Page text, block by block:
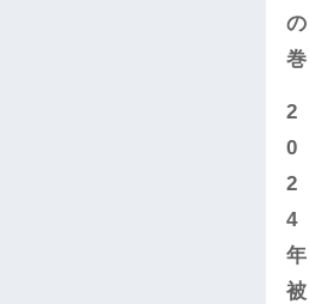
の
巻
2
0
2
4
年
被